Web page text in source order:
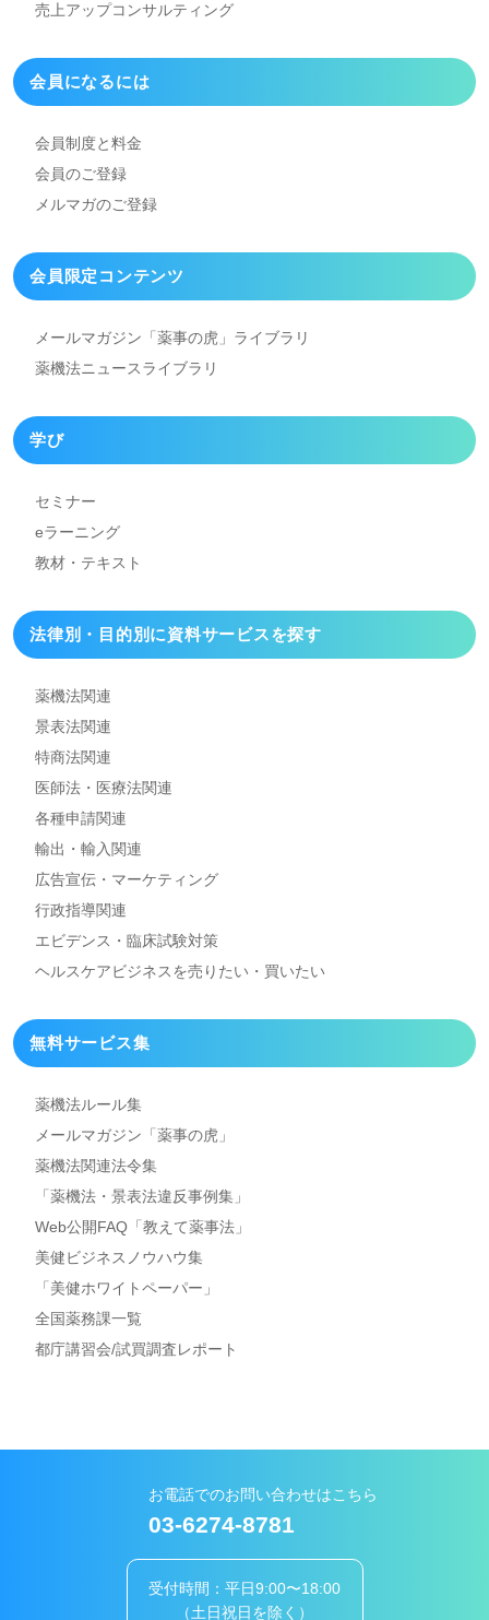
売上アップコンサルティング
会員になるには
会員制度と料金
会員のご登録
メルマガのご登録
会員限定コンテンツ
メールマガジン「薬事の虎」 ライブラリ
薬機法ニュースライブラリ
学び
セミナー
eラーニング
教材・テキスト
法律別・目的別に資料サービスを探す
薬機法関連
景表法関連
特商法関連
医師法・医療法関連
各種申請関連
輸出・輸入関連
広告宣伝・マーケティング
行政指導関連
エビデンス・臨床試験対策
ヘルスケアビジネスを売りたい・買いたい
無料サービス集
薬機法ルール集
メールマガジン「薬事の虎」
薬機法関連法令集
「薬機法・景表法違反事例集」
Web公開FAQ「教えて薬事法」
美健ビジネスノウハウ集
「美健ホワイトペーパー」
全国薬務課一覧
都庁講習会/試買調査レポート
お電話でのお問い合わせはこちら
03-6274-8781
受付時間：平日9:00〜18:00
（土日祝日を除く）